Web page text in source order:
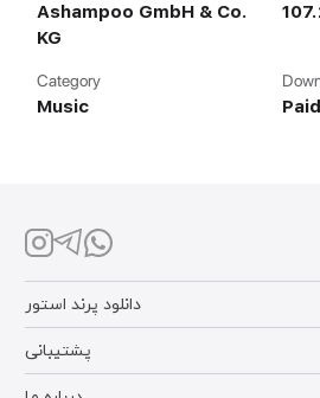
Ashampoo GmbH & Co.
KG
Category
Music Paid
پشتیبانی
دانلود پرند استور